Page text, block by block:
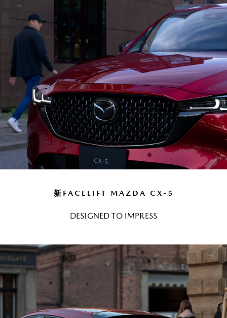
新FACELIFT MAZDA CX-5
DESIGNED TO IMPRESS